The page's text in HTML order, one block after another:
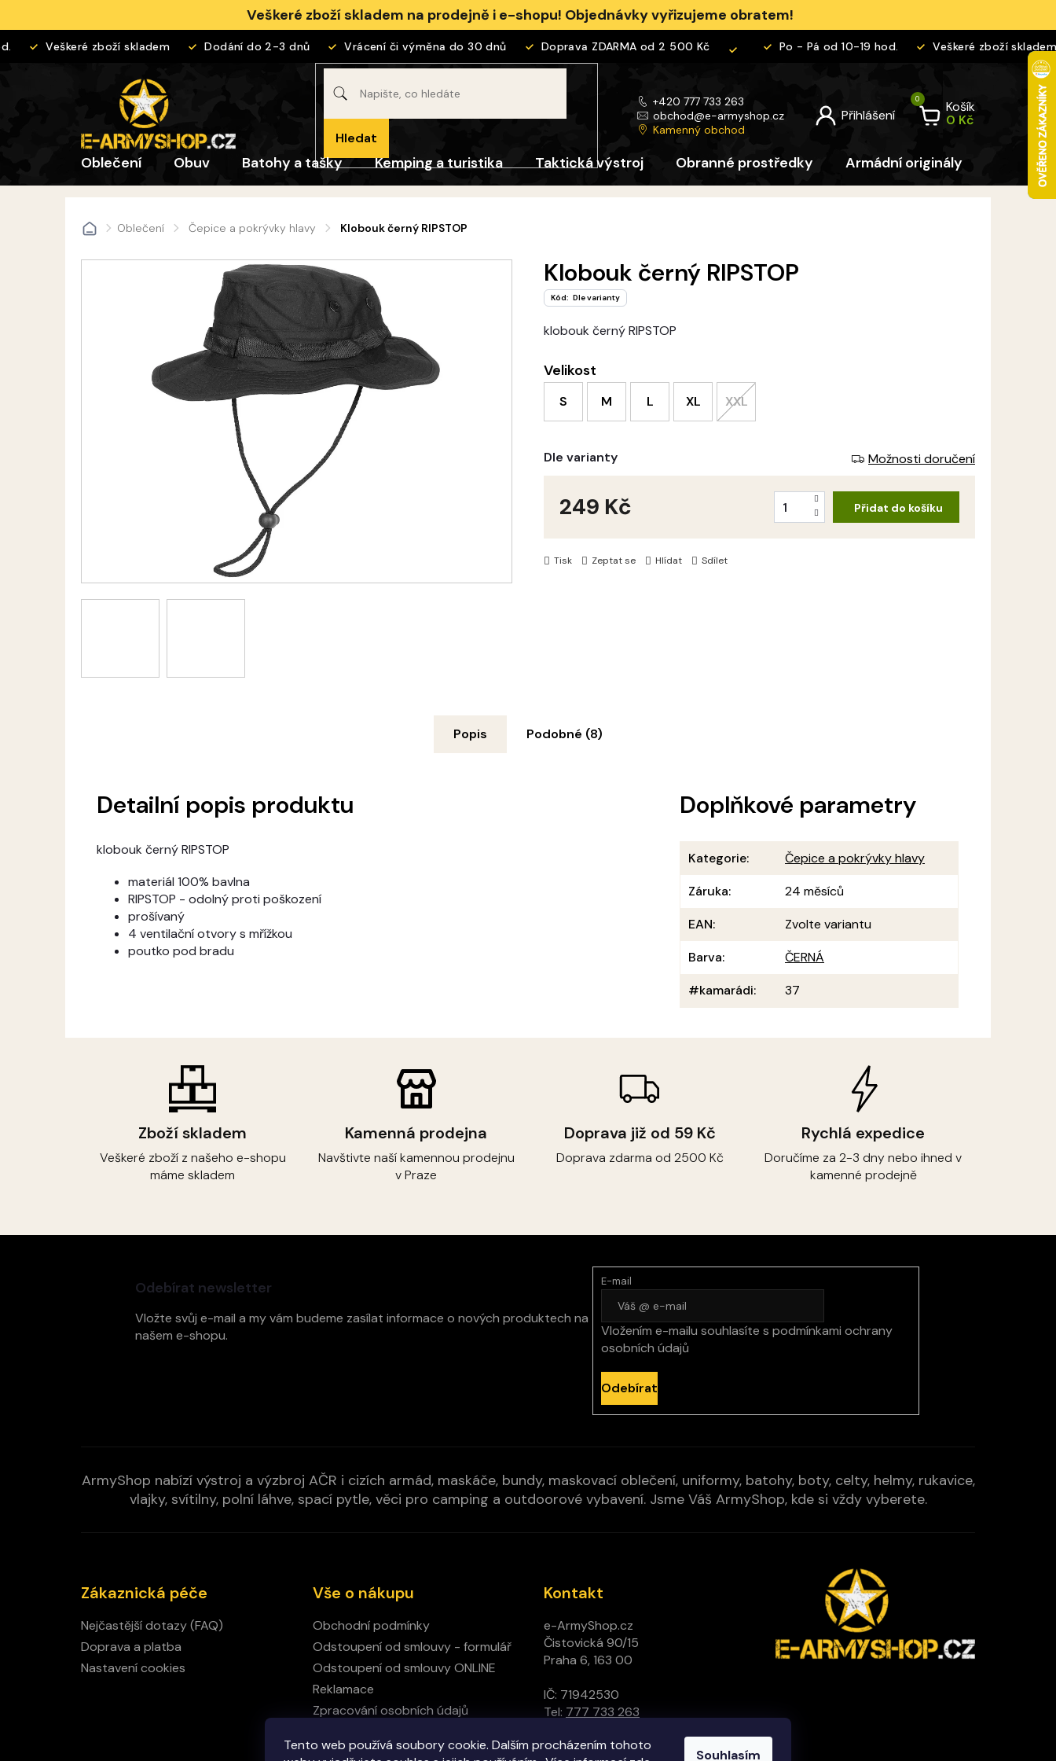
Tento web používá soubory cookie. Dalším procházením tohoto
Souhlasím
obsah
Veškeré zboží skladem na prodejně i e-shopu! Objednávky vyřizujeme obratem!
Veškeré zboží skladem Dodání do 2-3 dnů Vrácení či výměna do 30 dnů Doprava ZDARMA od 2 500 Kč Po - Pá od 10-19 hod. Veškeré zboží skladem
Hledat
+420 777 733 263
obchod@e-armyshop.cz
Kamenný obchod
Košík
Oblečení Obuv Batohy a tašky Kemping a turistika Taktická výstroj Obranné prostředky Armádní originály Pro děti
DomůOblečení Čepice a pokrývky hlavy Klobouk černý RIPSTOP
Velikost
S M L XL XXL
klobouk černý RIPSTOP
Tisk Zeptat se Hlídat Sdílet
Klobouk černý RIPSTOP
Kód: Dle varianty
Dle varianty Možnosti doručení
249 Kč Přidat do košíku
Zboží skladem
Veškeré zboží z našeho e-shopu
máme skladem
Kamenná prodejna
Navštivte naší kamennou prodejnu
v Praze
Doprava již od 59 Kč
Doprava zdarma od 2500 Kč
Rychlá expedice
Doručíme za 2-3 dny nebo ihned v
kamenné prodejně
Popis Podobné (8)
Detailní popis produktu
klobouk černý RIPSTOP
materiál 100% bavlna
RIPSTOP - odolný proti poškození
prošívaný
4 ventilační otvory s mřížkou
poutko pod bradu
Doplňkové parametry
Kategorie:
Čepice a pokrývky hlavy
Záruka:
24 měsíců
EAN:
Zvolte variantu
Barva:
ČERNÁ
#kamarádi: 37
Odebírat newsletter
Vložte svůj e-mail a my vám budeme zasílat informace o nových produktech na
našem e-shopu.
E-mail
Vložením e-mailu souhlasíte s podmínkami ochrany
osobních údajů
Odebírat
ArmyShop nabízí výstroj a výzbroj AČR i cizích armád, maskáče, bundy, maskovací oblečení, uniformy, batohy, boty, celty, helmy, rukavice,
vlajky, svítilny, polní láhve, spací pytle, věci pro camping a outdoorové vybavení. Jsme Váš ArmyShop, kde si vždy vyberete.
Zákaznická péče
Nejčastější dotazy (FAQ)
Doprava a platba
Nastavení cookies
Vše o nákupu
Obchodní podmínky
Odstoupení od smlouvy - formulář
Odstoupení od smlouvy ONLINE
Reklamace
Zpracování osobních údajů
Kontakt
Kontakt
e-ArmyShop.cz
Čistovická 90/15
Praha 6, 163 00
IČ: 71942530
Tel: 777 733 263